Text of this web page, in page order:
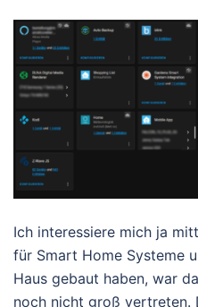
Ich interessiere mich ja
für Smart Home Systeme
Haus gebaut haben, war
noch nicht groß vertreten.